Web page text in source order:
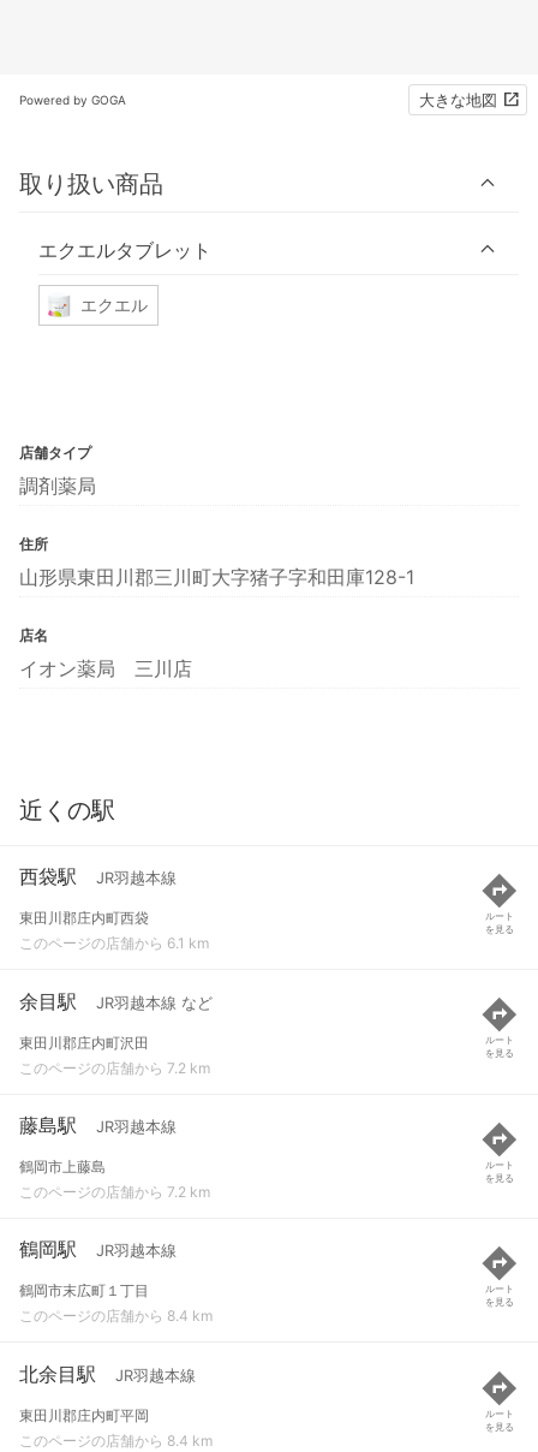
Powered by GOGA 大きな地図
取り扱い商品
エクエルタブレット
エクエル
店舗タイプ
調剤薬局
住所
山形県東田川郡三川町大字猪子字和田庫128-1
店名
イオン薬局 三川店
近くの駅
西袋駅 JR羽越本線
東田川郡庄内町西袋
このページの店舗から 6.1 km
ルート
を見る
余目駅 JR羽越本線 など
東田川郡庄内町沢田
このページの店舗から 7.2 km
ルート
を見る
藤島駅 JR羽越本線
鶴岡市上藤島
このページの店舗から 7.2 km
ルート
を見る
鶴岡駅 JR羽越本線
鶴岡市末広町１丁目
このページの店舗から 8.4 km
ルート
を見る
北余目駅 JR羽越本線
東田川郡庄内町平岡
このページの店舗から 8.4 km
ルート
を見る